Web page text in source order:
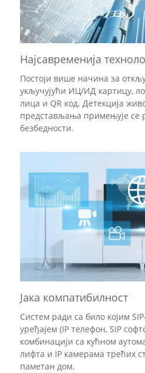
Најсавременија
Постоји више начина за
укључујући ИЦ/ИД картицу,
лица и QR код. Детекција
представљања примењује се
безбедности.
Јака компатибилност
Систем ради са било којим
уређајем (IP телефон, SIP
комбинацији са кућном
лифта и IP камерама трећих
паметан дом.